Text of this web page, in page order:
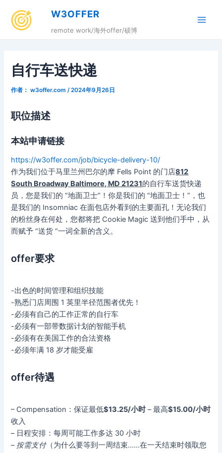
W3OFFER
remote work/海外offer/硕博
自行车送快递
作者： w3offer.com /2024年9月26日
职位描述
本站申请链接
https://w3offer.com/job/bicycle-delivery-10/
作为我们位于马里兰州巴尔的摩 Fells Point 的门店812
South Broadway Baltimore, MD 21231的自行车送货快递
员，您是我们的 “地面卫士”！你是我们的 “地面卫士！”，也
是我们的 Insomniac 在面包店外看到的主要面孔！无论我们
的粉丝身在何处，您都将把 Cookie Magic 送到他们手中，从
而赋予 “送货 “一词全新的含义。
offer要求
-出色的时间管理和组织技能
-熟悉门店周围 1 英里半径范围者优先！
-必须有自己的工作正常的自行车
-必须有一部带数据计划的智能手机
-必须有在美国工作的合法资格
-必须年满 18 岁才能受雇
offer待遇
– Compensation：保证最低$13.25/小时– 最高$15.00/小时
收入
– 日程安排：每周可能工作多达 30 小时
– 按需支付（为什么要等到一周结束……在一天结束时领取您